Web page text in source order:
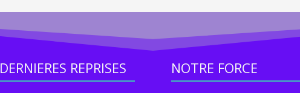
DERNIERES REPRISES NOTRE FORCE